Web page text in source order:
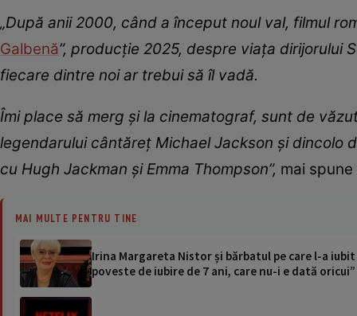
„După anii 2000, când a început noul val, filmul
Galbenă”, producție 2025, despre viața dirijorului
fiecare dintre noi ar trebui să îl vadă.
Îmi place să merg și la cinematograf, sunt de
legendarului cântăreț Michael Jackson și dincolo
cu Hugh Jackman și Emma Thompson”, mai
MAI MULTE PENTRU TINE
Irina Margareta Nistor și bărbatul pe care l-a
poveste de iubire de 7 ani, care nu-i e dată oricui”